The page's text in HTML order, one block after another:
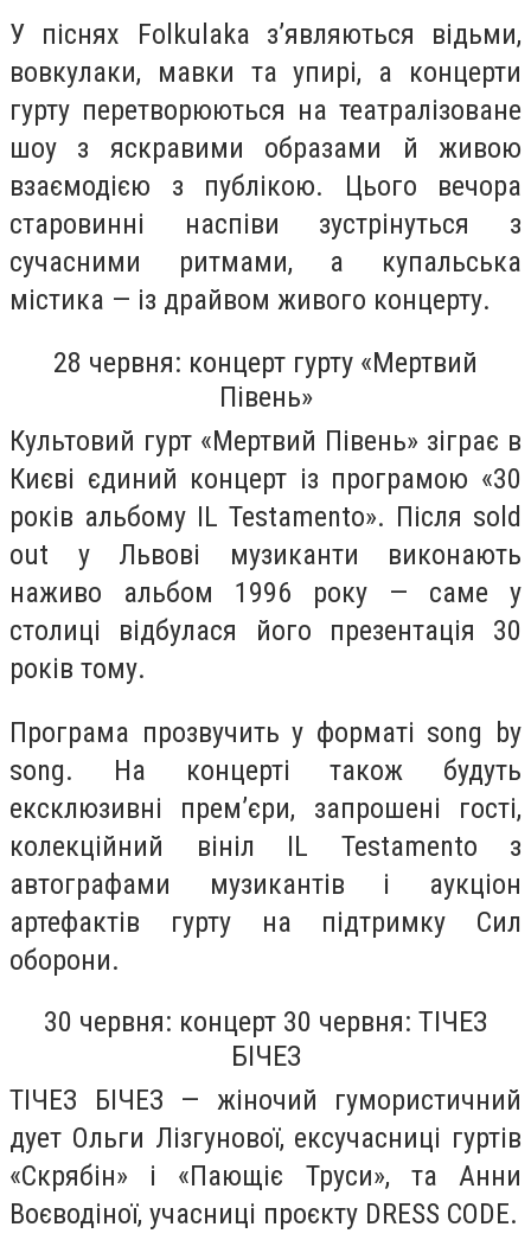
У піснях Folkulaka з’являються відьми,
вовкулаки, мавки та упирі, а концерти
гурту перетворюються на театралізоване
шоу з яскравими образами й живою
взаємодією з публікою. Цього вечора
старовинні наспіви зустрінуться з
сучасними ритмами, а купальська
містика — із драйвом живого концерту.
28 червня: концерт гурту «Мертвий
Півень»
Культовий гурт «Мертвий Півень» зіграє в
Києві єдиний концерт із програмою «30
років альбому IL Testamento». Після sold
out у Львові музиканти виконають
наживо альбом 1996 року — саме у
столиці відбулася його презентація 30
років тому.
Програма прозвучить у форматі song by
song. На концерті також будуть
ексклюзивні прем’єри, запрошені гості,
колекційний вініл IL Testamento з
автографами музикантів і аукціон
артефактів гурту на підтримку Сил
оборони.
30 червня: концерт 30 червня: ТІЧЕЗ
БІЧЕЗ
ТІЧЕЗ БІЧЕЗ — жіночий гумористичний
дует Ольги Лізгунової, ексучасниці гуртів
«Скрябін» і «Пающіє Труси», та Анни
Воєводіної, учасниці проєкту DRESS CODE.